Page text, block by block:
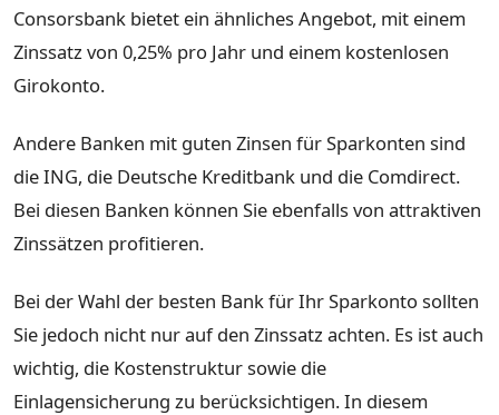
Consorsbank bietet ein ähnliches Angebot, mit einem
Zinssatz von 0,25% pro Jahr und einem kostenlosen
Girokonto.
Andere Banken mit guten Zinsen für Sparkonten sind
die ING, die Deutsche Kreditbank und die Comdirect.
Bei diesen Banken können Sie ebenfalls von attraktiven
Zinssätzen profitieren.
Bei der Wahl der besten Bank für Ihr Sparkonto sollten
Sie jedoch nicht nur auf den Zinssatz achten. Es ist auch
wichtig, die Kostenstruktur sowie die
Einlagensicherung zu berücksichtigen. In diesem